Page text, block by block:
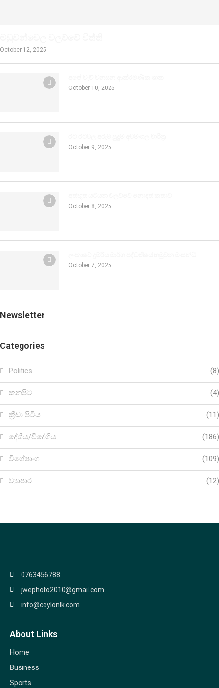
October 12, 2025
October 10, 2025
October 9, 2025
October 8, 2025
October 7, 2025
Newsletter
Categories
Politics (8)
කනපිට (4)
ක්‍රීඩා පිටිය (11)
දේශීය/විදේශීය (186)
විශේෂාංග (109)
ව්‍යාපාර (12)
0763456788
jwephoto2010@gmail.com
info@ceylonlk.com
About Links
Home
Business
Sports